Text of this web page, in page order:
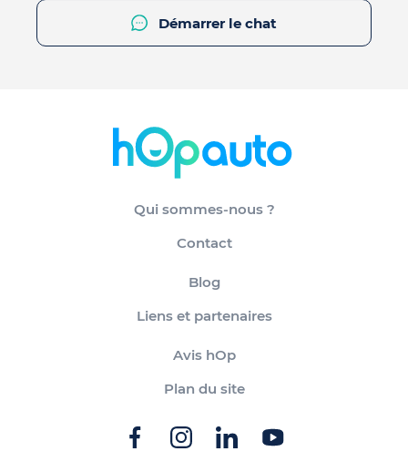
Démarrer le chat
Qui sommes-nous ?
Contact
Blog
Liens et partenaires
Avis hOp
Plan du site